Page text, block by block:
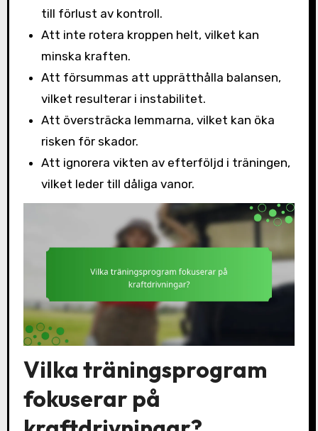
till förlust av kontroll.
Att inte rotera kroppen helt, vilket kan
minska kraften.
Att försummas att upprätthålla balansen,
vilket resulterar i instabilitet.
Att översträcka lemmarna, vilket kan öka
risken för skador.
Att ignorera vikten av efterföljd i träningen,
vilket leder till dåliga vanor.
Vilka träningsprogram
fokuserar på